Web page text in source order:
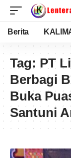
Berita
Tag: PT
Berbagi
Buka
Santuni